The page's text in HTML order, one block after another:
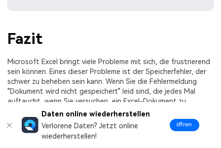
Fazit
Microsoft Excel bringt viele Probleme mit sich, die frustrierend
sein können. Eines dieser Probleme ist der Speicherfehler, der
schwer zu beheben sein kann. Wenn Sie die Fehlermeldung
"Dokument wird nicht gespeichert" leid sind, die jedes Mal
auftaucht, wenn Sie versuchen, ein Excel-Dokument zu
speichern, sollten Sie unsere obigen Lösungen ausprobieren.
Sie helfen Ihnen, den Fehler "Microsoft Excel-Dokument wird
nicht gespeichert" und jeden anderen Fehler beim Speichern zu
Daten online wiederherstellen
Verlorene Daten? Jetzt online
wiederherstellen!
öffnen